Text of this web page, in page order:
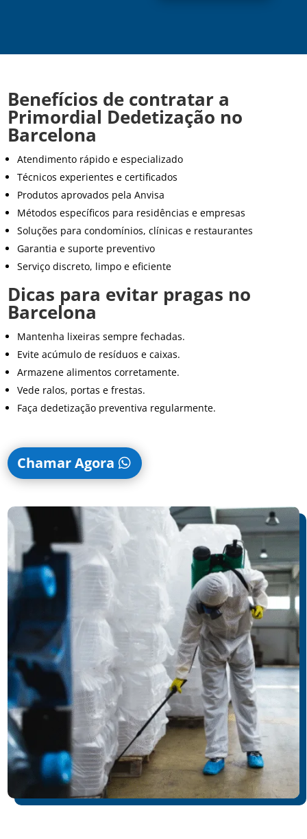
Benefícios de contratar a
Primordial Dedetização no
Barcelona
Atendimento rápido e especializado
Técnicos experientes e certificados
Produtos aprovados pela Anvisa
Métodos específicos para residências e empresas
Soluções para condomínios, clínicas e restaurantes
Garantia e suporte preventivo
Serviço discreto, limpo e eficiente
Dicas para evitar pragas no
Barcelona
Mantenha lixeiras sempre fechadas.
Evite acúmulo de resíduos e caixas.
Armazene alimentos corretamente.
Vede ralos, portas e frestas.
Faça dedetização preventiva regularmente.
Chamar Agora